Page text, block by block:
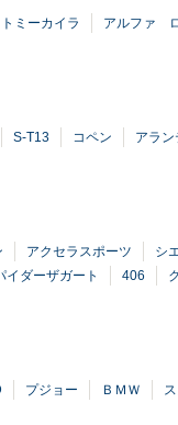
トミーカイラ アルファ
S-T13 コペン アラン
アクセラスポーツ シ
イダーザガート 406
プジョー ＢＭＷ